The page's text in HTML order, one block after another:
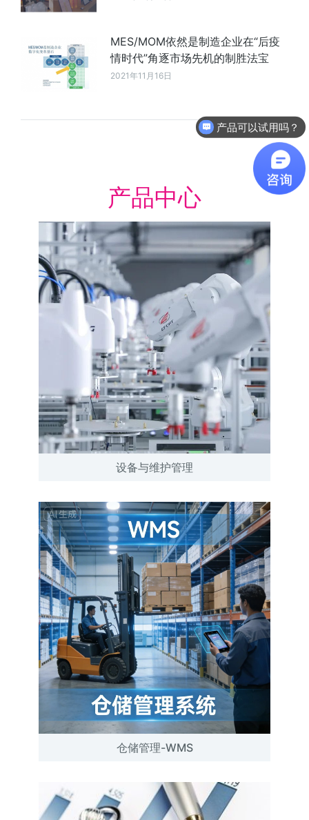
MES/MOM依然是制造企业在“后疫
情时代”角逐市场先机的制胜法宝
2021年11月16日
产品中心
设备与维护管理
仓储管理-WMS
软件有折扣吗？